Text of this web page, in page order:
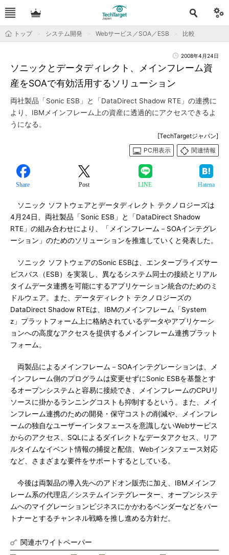
トップ システム開発 Webサービス／SOA／ESB 比較
2008年4月24日
ソニックとデータディレクト、メインフレーム資
産をSOAで有効活用するソリューション
両社製品「Sonic ESB」と「DataDirect Shadow RTE」の連携に
より、IBMメインフレーム上の資産に透過的にアクセスできるよ
うになる。
[TechTargetジャパン]
PC用表示
関連情報
Share Post LINE Hatena
ソニック ソフトウェアとデータディレクト テクノロジーズは
4月24日、両社製品「Sonic ESB」と「DataDirect Shadow
RTE」の組み合わせにより、「メインフレーム－SOAインテグレ
ーション」のためのソリューションを推進していくと発表した。
ソニック ソフトウェアのSonic ESBは、エンタープライズサー
ビスバス（ESB）を実装し、異なるシステム同士の接続とリアル
タイムデータ連携を可能にするアプリケーション統合のためのミ
ドルウェア。また、データディレクト テクノロジーズの
DataDirect Shadow RTEは、IBMのメインフレーム「System
z」プラットフォーム上に格納されているデータやアプリケーシ
ョンへの高度なアクセスを提供するメインフレーム連携プラット
フォーム。
両製品によるメインフレーム－SOAインテグレーションは、メ
インフレーム側のプログラムは変更せずにSonic ESBを基盤とす
るオープンシステムと容易に接続でき、メインフレームのCPUリ
ソースに掛かるランニングコストも抑制するという。また、メイ
ンフレーム連携のための開発・保守コストの削減や、メインフレ
ームの独自なユーザーインタフェースを意識しないWebサービス
からのアクセス、SQLによるダイレクトなデータアクセス、リア
ルタイムなイベント情報の捕捉と配信、Webインタフェース対応
など、さまざまな要件をサポートするとしている。
今後は両製品の導入先へのアドオン販売に加え、IBMメインフ
レーム系の代理店／システムインテグレーター、オープンシステ
ムへのマイグレーションビジネスにかかわるベンダーなどをパー
トナーとするチャンネル戦略を推し進める方針だ。
関連ホワイトペーパー